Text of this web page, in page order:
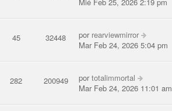
45 32448 por rearviewmirror
Mar Feb 24, 2026 5:04 pm
282 200949 portotalimmortal
Mar Feb 24, 2026 11:01 am